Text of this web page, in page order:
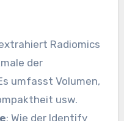
Radiomics
der
umfasst Volumen,
usw.
: Wie der Identify